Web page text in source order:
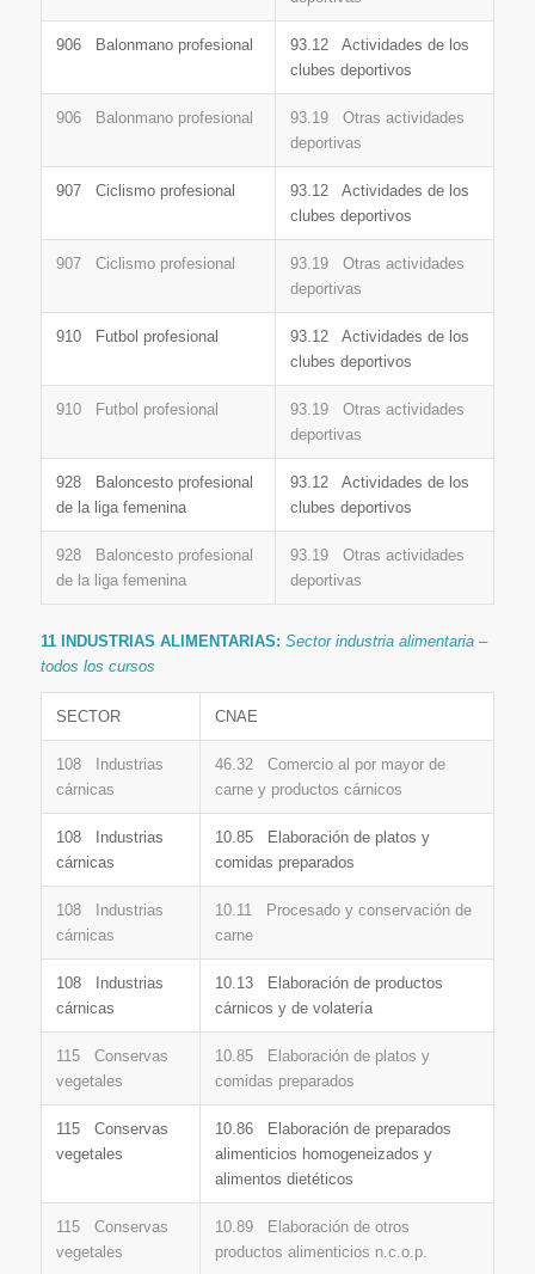
906 Balonmano profesional
93.12 Actividades de los
clubes deportivos
906 Balonmano profesional
93.19 Otras actividades
deportivas
907 Ciclismo profesional
93.12 Actividades de los
clubes deportivos
907 Ciclismo profesional
93.19 Otras actividades
deportivas
910 Futbol profesional
93.12 Actividades de los
clubes deportivos
910 Futbol profesional
93.19 Otras actividades
deportivas
928 Baloncesto profesional
de la liga femenina
93.12 Actividades de los
clubes deportivos
928 Baloncesto profesional
de la liga femenina
93.19 Otras actividades
deportivas
11 INDUSTRIAS ALIMENTARIAS: Sector industria alimentaria –
todos los cursos
SECTOR CNAE
108 Industrias
cárnicas
46.32 Comercio al por mayor de
carne y productos cárnicos
108 Industrias
cárnicas
10.85 Elaboración de platos y
comidas preparados
108 Industrias
cárnicas
10.11 Procesado y conservación de
carne
108 Industrias
cárnicas
10.13 Elaboración de productos
cárnicos y de volatería
115 Conservas
vegetales
10.85 Elaboración de platos y
comidas preparados
115 Conservas
vegetales
10.86 Elaboración de preparados
alimenticios homogeneizados y
alimentos dietéticos
115 Conservas
vegetales
10.89 Elaboración de otros
productos alimenticios n.c.o.p.